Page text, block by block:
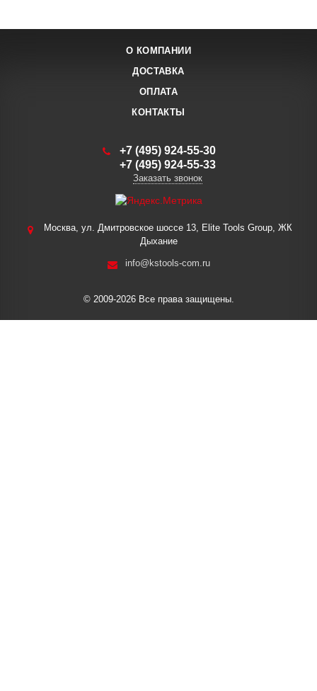
О КОМПАНИИ
ДОСТАВКА
ОПЛАТА
КОНТАКТЫ
+7 (495) 924-55-30
+7 (495) 924-55-33
Заказать звонок
Москва, ул. Дмитровское шоссе 13, Elite Tools Group, ЖК
Дыхание
info@kstools-com.ru
© 2009-2026 Все права защищены.